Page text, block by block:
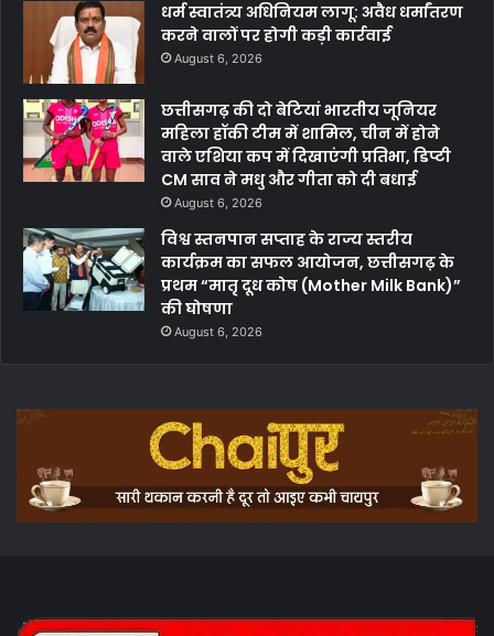
धर्म स्वातंत्र्य अधिनियम लागू: अवैध धर्मांतरण
करने वालों पर होगी कड़ी कार्रवाई
August 6, 2026
छत्तीसगढ़ की दो बेटियां भारतीय जूनियर
महिला हॉकी टीम में शामिल, चीन में होने
वाले एशिया कप में दिखाएंगी प्रतिभा, डिप्टी
CM साव ने मधु और गीता को दी बधाई
August 6, 2026
विश्व स्तनपान सप्ताह के राज्य स्तरीय
कार्यक्रम का सफल आयोजन, छत्तीसगढ़ के
प्रथम “मातृ दूध कोष (Mother Milk Bank)”
की घोषणा
August 6, 2026